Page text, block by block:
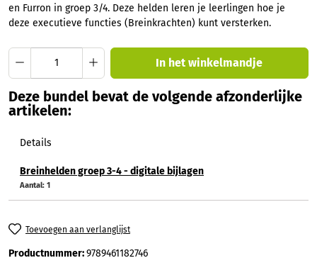
en Furron in groep 3/4. Deze helden leren je leerlingen hoe je
deze executieve functies (Breinkrachten) kunt versterken.
Producthoeveelheid: Voer de gewenste
In het winkelmandje
Deze bundel bevat de volgende afzonderlijke
artikelen:
Details
Breinhelden groep 3-4 - digitale bijlagen
Aantal: 1
Toevoegen aan verlanglijst
Productnummer:9789461182746